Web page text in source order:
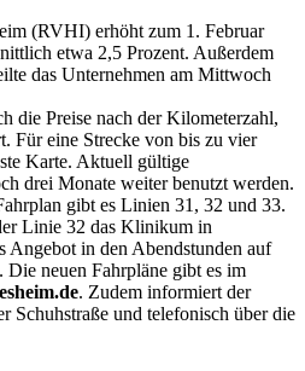
(RVHI) erhöht zum 1. Februar
etwa 2,5 Prozent. Außerdem
das Unternehmen am Mittwoch
die Preise nach der Kilometerzahl,
Für eine Strecke von bis zu vier
Karte. Aktuell gültige
drei Monate weiter benutzt werden.
gibt es Linien 31, 32 und 33.
Linie 32 das Klinikum in
Angebot in den Abendstunden auf
neuen Fahrpläne gibt es im
. Zudem informiert der
Schuhstraße und telefonisch über die